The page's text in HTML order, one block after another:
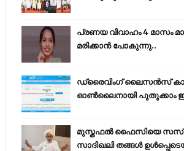
പ്രണയ വിവാഹം 4 മാസം
മരിക്കാൻ പോകുന്നു..
ഡ്രൈവിംഗ് ലൈസൻസ്
ഓൺലൈനായി പുതുക്കാം ഈ
മുസ്തഫൽ ഫൈസിയെ
സാദിഖലി തങ്ങൾ